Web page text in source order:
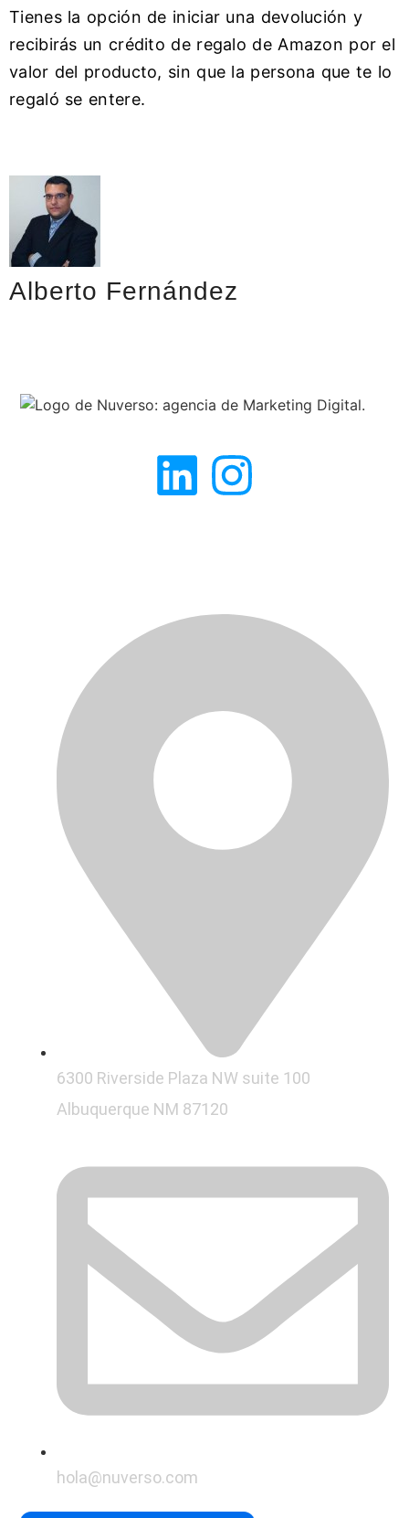
Tienes la opción de iniciar una devolución y
recibirás un crédito de regalo de Amazon por el
valor del producto, sin que la persona que te lo
regaló se entere.
Alberto Fernández
6300 Riverside Plaza NW suite 100
Albuquerque NM 87120
hola@nuverso.com